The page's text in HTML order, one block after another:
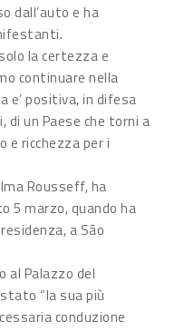
dall’auto e ha
la certezza e
continuare nella
positiva, in difesa
di un Paese che torni a
e ricchezza per i
Rousseff, ha
5 marzo, quando ha
a São
al Palazzo del
“la sua più
conduzione